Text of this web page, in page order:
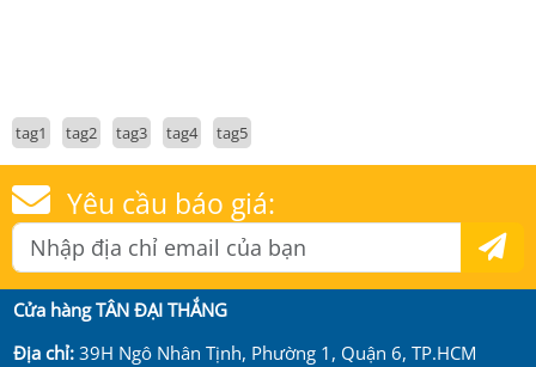
tag1 tag2 tag3 tag4 tag5
Yêu cầu báo giá:
Cửa hàng TÂN ĐẠI THẮNG
Địa chỉ:39H Ngô Nhân Tịnh, Phường 1, Quận 6, TP.HCM